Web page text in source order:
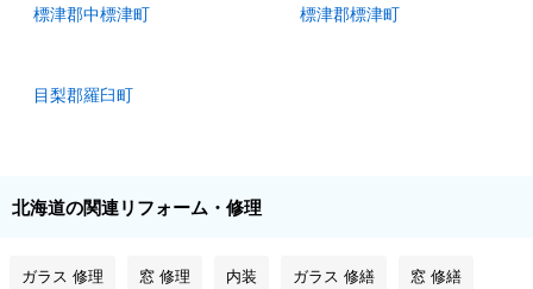
標津郡中標津町 標津郡標津町
目梨郡羅臼町
北海道の関連リフォーム・修理
ガラス 修理 窓 修理 内装 ガラス 修繕 窓 修繕